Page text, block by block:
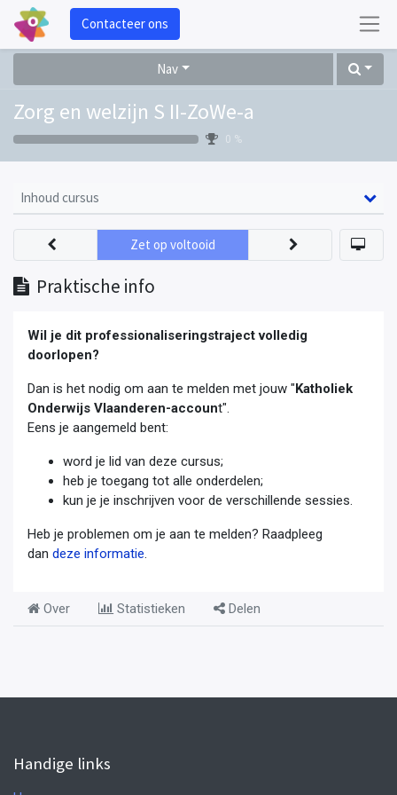
Contacteer ons
Nav
Zorg en welzijn S II-ZoWe-a
0 %
Inhoud cursus
Praktische info
Zet op voltooid
Wil je dit professionaliseringstraject volledig
doorlopen?
Dan is het nodig om aan te melden met jouw "Katholiek
Onderwijs Vlaanderen-account".
Eens je aangemeld bent:
word je lid van deze cursus;
heb je toegang tot alle onderdelen;
kun je je inschrijven voor de verschillende sessies.
Heb je problemen om je aan te melden? Raadpleeg
dan deze informatie
Over Statistieken Delen
Handige links